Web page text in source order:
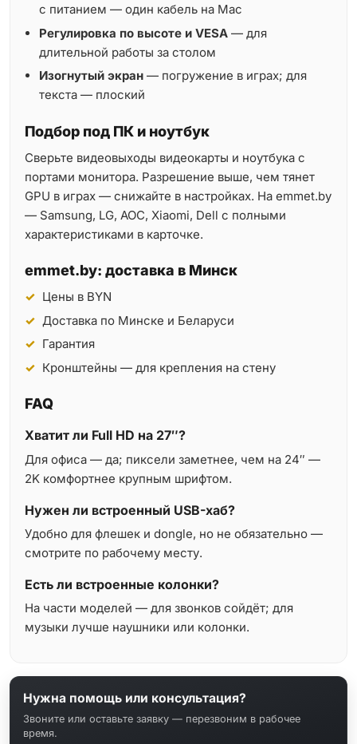
с питанием — один кабель на Mac
Регулировка по высоте и VESA — для
длительной работы за столом
Изогнутый экран — погружение в играх; для
текста — плоский
Подбор под ПК и ноутбук
Сверьте видеовыходы видеокарты и ноутбука с
портами монитора. Разрешение выше, чем тянет
GPU в играх — снижайте в настройках. На emmet.by
— Samsung, LG, AOC, Xiaomi, Dell с полными
характеристиками в карточке.
emmet.by: доставка в Минск
Цены в BYN
Доставка по Минске и Беларуси
Гарантия
Кронштейны — для крепления на стену
FAQ
Хватит ли Full HD на 27″?
Для офиса — да; пиксели заметнее, чем на 24″ —
2K комфортнее крупным шрифтом.
Нужен ли встроенный USB-хаб?
Удобно для флешек и dongle, но не обязательно —
смотрите по рабочему месту.
Есть ли встроенные колонки?
На части моделей — для звонков сойдёт; для
музыки лучше наушники или колонки.
Нужна помощь или консультация?
Звоните или оставьте заявку — перезвоним в рабочее
время.